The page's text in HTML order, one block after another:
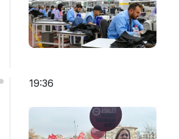
19:36